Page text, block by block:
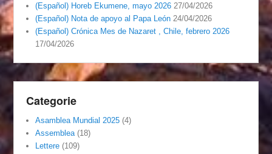
(Español) Horeb Ekumene, mayo 2026 27/04/2026
(Español) Nota de apoyo al Papa León 24/04/2026
(Español) Crónica Mes de Nazaret , Chile, febrero 2026
17/04/2026
Categorie
Asamblea Mundial 2025 (4)
Assemblea (18)
Lettere (109)